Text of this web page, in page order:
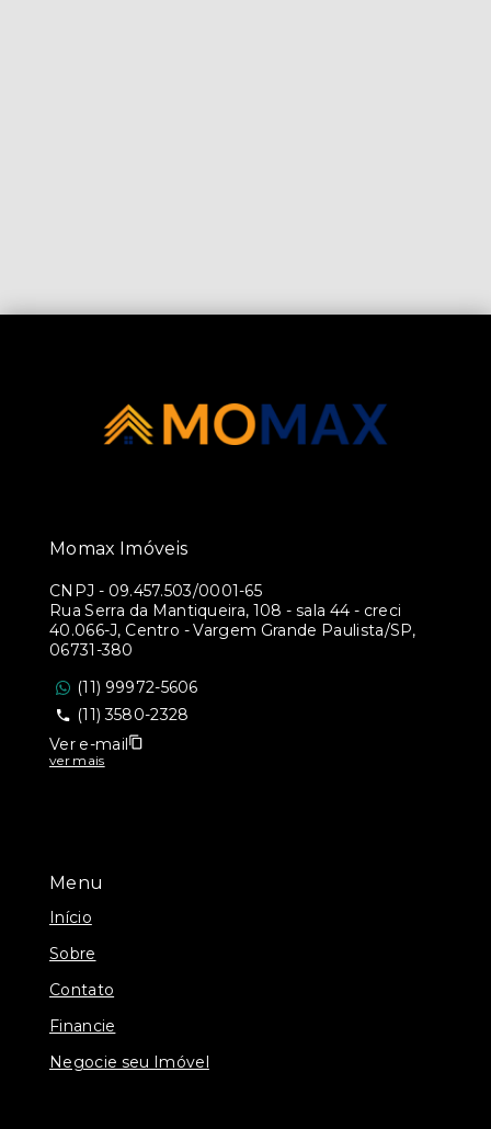
Menu
Início
Sobre
Contato
Financie
Negocie seu Imóvel
Momax Imóveis
CNPJ - 09.457.503/0001-65
Rua Serra da Mantiqueira, 108 - sala 44 - creci
40.066-J, Centro - Vargem Grande Paulista/SP,
06731-380
(11) 99972-5606
(11) 3580-2328
Ver e-mail
ver mais